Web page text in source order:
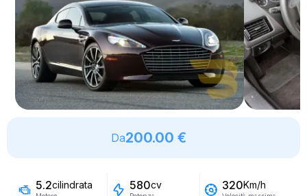
Da200.00 €
5.2cilindrata 580cv 320Km/h